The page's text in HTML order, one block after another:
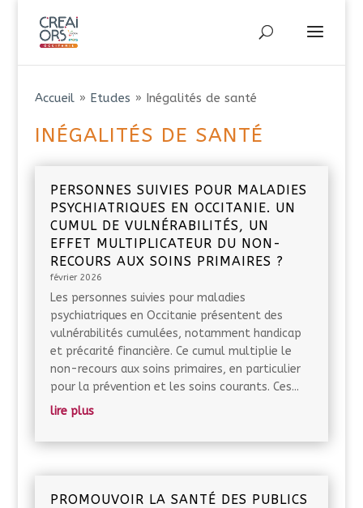
Accueil» Etudes » Inégalités de santé
INÉGALITÉS DE SANTÉ
PERSONNES SUIVIES POUR MALADIES
PSYCHIATRIQUES EN OCCITANIE. UN
CUMUL DE VULNÉRABILITÉS, UN
EFFET MULTIPLICATEUR DU NON-
RECOURS AUX SOINS PRIMAIRES ?
février 2026
Les personnes suivies pour maladies
psychiatriques en Occitanie présentent des
vulnérabilités cumulées, notamment handicap
et précarité financière. Ce cumul multiplie le
non-recours aux soins primaires, en particulier
pour la prévention et les soins courants. Ces...
lire plus
PROMOUVOIR LA SANTÉ DES PUBLICS